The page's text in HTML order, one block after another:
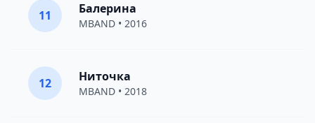
11 Балерина
MBAND • 2016
12 Ниточка
MBAND • 2018